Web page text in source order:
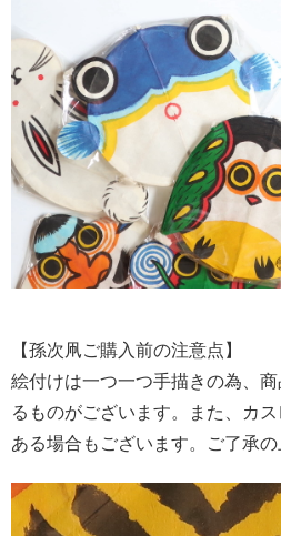
【孫次凧ご購入前の注意点】
絵付けは一つ一つ手描きの為、
るものがございます。また、カ
ある場合もございます。ご了承の